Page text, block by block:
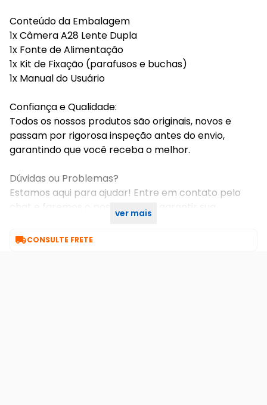
Conteúdo da Embalagem
1x Câmera A28 Lente Dupla
1x Fonte de Alimentação
1x Kit de Fixação (parafusos e buchas)
1x Manual do Usuário
Confiança e Qualidade:
Todos os nossos produtos são originais, novos e
passam por rigorosa inspeção antes do envio,
garantindo que você receba o melhor.
Dúvidas ou Problemas?
Estamos aqui para ajudar! Entre em contato pelo
chat e faremos o possível para garantir sua
ver mais
CONSULTE FRETE